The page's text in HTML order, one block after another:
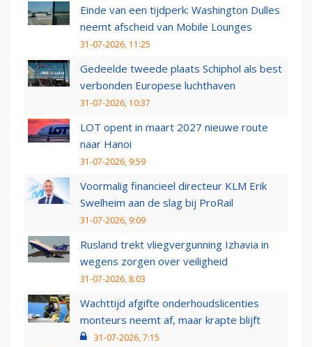
Einde van een tijdperk: Washington Dulles
neemt afscheid van Mobile Lounges
31-07-2026, 11:25
Gedeelde tweede plaats Schiphol als best
verbonden Europese luchthaven
31-07-2026, 10:37
LOT opent in maart 2027 nieuwe route
naar Hanoi
31-07-2026, 9:59
Voormalig financieel directeur KLM Erik
Swelheim aan de slag bij ProRail
31-07-2026, 9:09
Rusland trekt vliegvergunning Izhavia in
wegens zorgen over veiligheid
31-07-2026, 8:03
Wachttijd afgifte onderhoudslicenties
monteurs neemt af, maar krapte blijft
31-07-2026, 7:15